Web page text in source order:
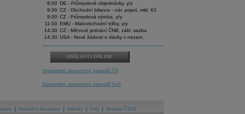
8:00
DE - Průmyslové objednávky, y/y
9:00 CZ - Obchodní bilance - nár. pojetí, mld. Kč
9:00 CZ - Průmyslová výroba, y/y
11:00
EMU - Maloobchodní tržby, y/y
14:30 CZ - Měnové jednání ČNB, zákl. sazba
14:30 USA - Nové žádosti o dávky v nezam.
UDÁLOSTI ONLINE
Dlouhodobý ekonomický kalendář ČR
Dlouhodobý ekonomický kalendář Svět
Investiční disclaimer Náměty FAQ Skupina ČSOB